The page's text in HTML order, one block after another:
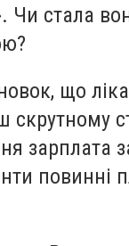
Чи стала
що
скрутному
зарплата
повинні